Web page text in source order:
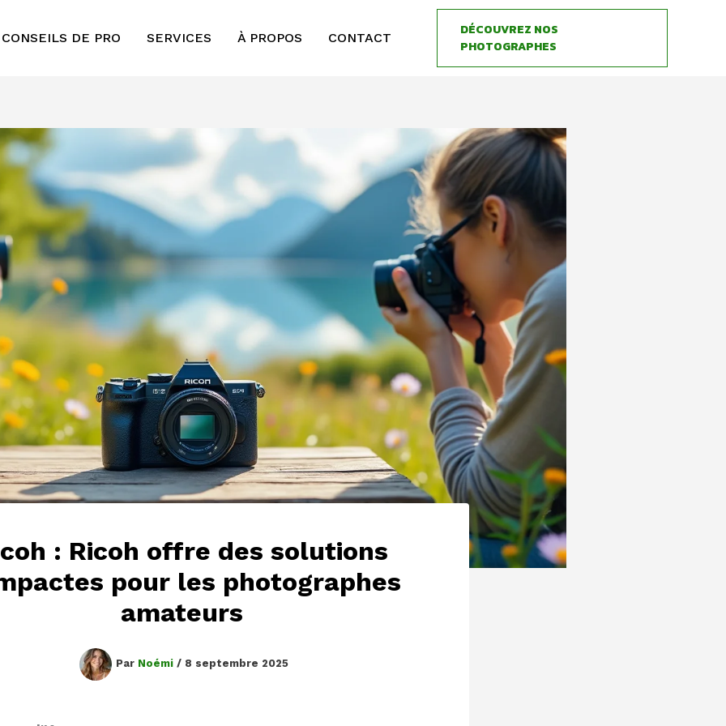
DE PRO SERVICES À PROPOS CONTACT
DÉCOUVREZ NOS
PHOTOGRAPHES
: Ricoh offre des solutions
pour les photographes
amateurs
Par Noémi / 8 septembre 2025